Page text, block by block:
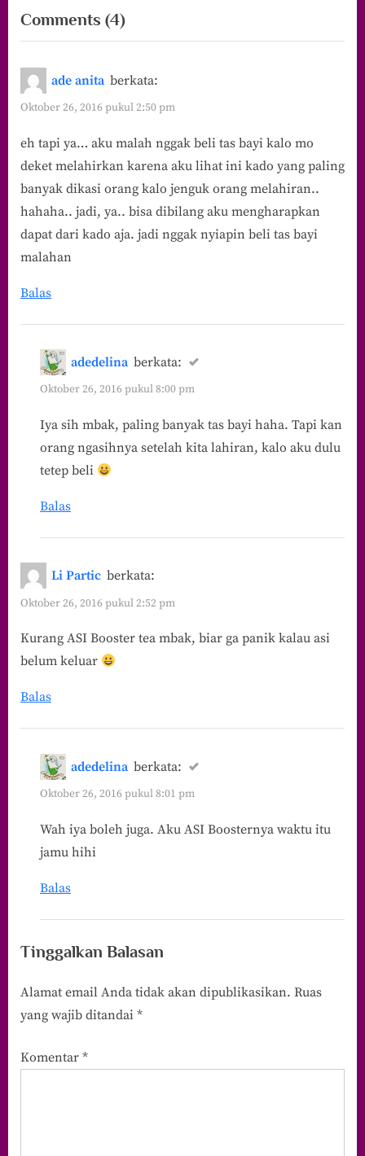
Comments (4)on
“6
yang
Harus
Dimiliki
Sebelum
Melahirkan”
ade anita berkata:
Oktober 26, 2016 pukul 2:50 pm
eh tapi ya… aku malah nggak beli tas bayi kalo mo
deket melahirkan karena aku lihat ini kado yang paling
banyak dikasi orang kalo jenguk orang melahiran..
hahaha.. jadi, ya.. bisa dibilang aku mengharapkan
dapat dari kado aja. jadi nggak nyiapin beli tas bayi
malahan
Balas
adedelina berkata:
Oktober 26, 2016 pukul 8:00 pm
Iya sih mbak, paling banyak tas bayi haha. Tapi kan
orang ngasihnya setelah kita lahiran, kalo aku dulu
tetep beli
Balas
Li Partic berkata:
Oktober 26, 2016 pukul 2:52 pm
Kurang ASI Booster tea mbak, biar ga panik kalau asi
belum keluar
Balas
adedelina berkata:
Oktober 26, 2016 pukul 8:01 pm
Wah iya boleh juga. Aku ASI Boosternya waktu itu
jamu hihi
Balas
Tinggalkan Balasan
Alamat email Anda tidak akan dipublikasikan. Ruas
yang wajib ditandai *
Komentar *